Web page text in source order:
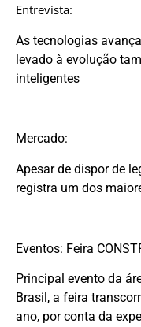
Entrevista:
As tecnologias
levado à evolução
inteligentes
Mercado:
Apesar de dispor de
registra um dos
Eventos: Feira
Principal evento da
Brasil, a feira
ano, por conta da